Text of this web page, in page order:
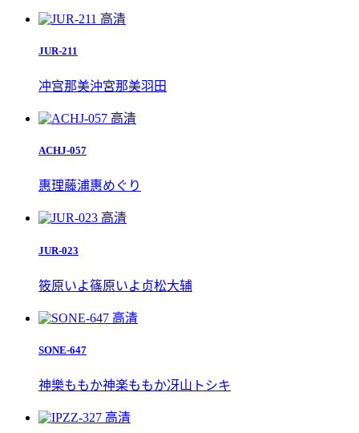
高清
JUR-211
冲宫那美沖宮那美羽田
高清
ACHJ-057
惠理藤浦惠めぐり
高清
JUR-023
筱原いよ篠原いよ 贞松大辅
高清
SONE-647
神樂ももか神楽ももか冴山トシキ
高清